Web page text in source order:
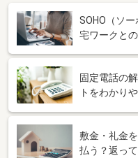
SOHO（ソ
宅ワークと
固定電話の
トをわかり
敷金・礼金
払う？返っ